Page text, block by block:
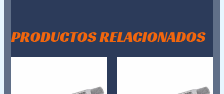
PRODUCTOS RELACIONADOS